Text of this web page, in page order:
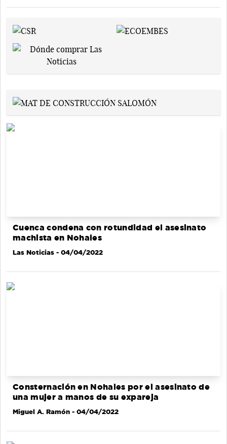
Cuenca condena con rotundidad el asesinato
machista en Nohales
Las Noticias - 04/04/2022
Consternación en Nohales por el asesinato de
una mujer a manos de su expareja
Miguel A. Ramón - 04/04/2022